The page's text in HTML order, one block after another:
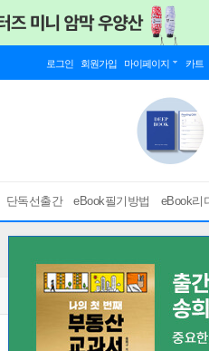
로그인 회원가입 마이페이지 카트
단독선출간 eBook필기방법 eBook리